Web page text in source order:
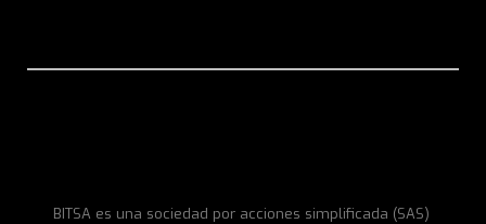
BITSA es una sociedad por acciones simplificada (SAS)